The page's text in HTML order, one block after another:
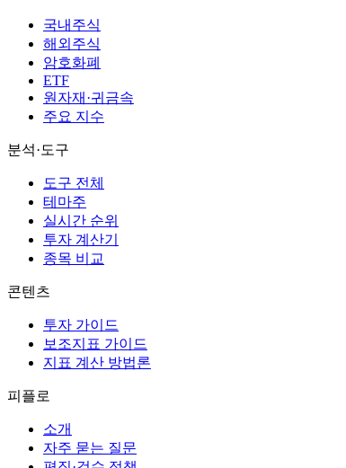
국내주식
해외주식
암호화폐
ETF
원자재·귀금속
주요 지수
분석·도구
도구 전체
테마주
실시간 순위
투자 계산기
종목 비교
콘텐츠
투자 가이드
보조지표 가이드
지표 계산 방법론
피플로
소개
자주 묻는 질문